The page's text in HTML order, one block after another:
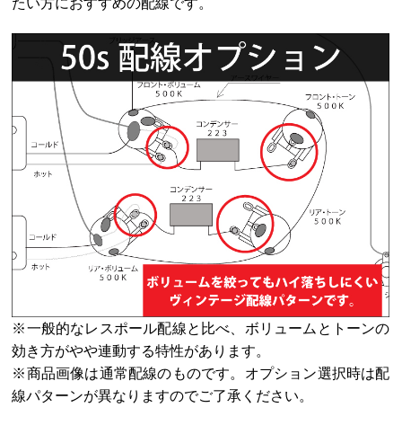
※一般的なレスポール配線と比べ、ボリュームとトーンの
効き方がやや連動する特性があります。
※商品画像は通常配線のものです。オプション選択時は配
線パターンが異なりますのでご了承ください。